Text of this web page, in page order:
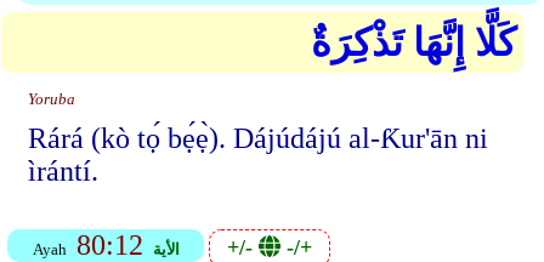
كَلَّا إِنَّهَا تَذْكِرَةٌ
Yoruba
Rárá (kò tọ́ bẹ́ẹ̀). Dájúdájú al-Ƙur'ān ni
ìrántí.
Ayah 80:12 الأية +/- -/+